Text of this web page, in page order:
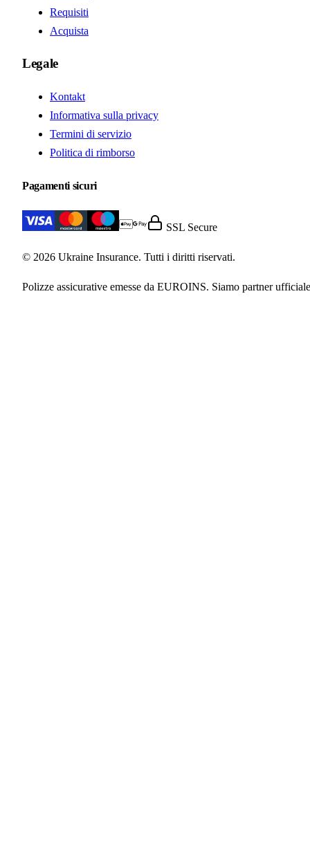
Requisiti
Acquista
Legale
Kontakt
Informativa sulla privacy
Termini di servizio
Politica di rimborso
Pagamenti sicuri
SSL Secure
© 2026 Ukraine Insurance. Tutti i diritti riservati.
Polizze assicurative emesse da EUROINS. Siamo partner